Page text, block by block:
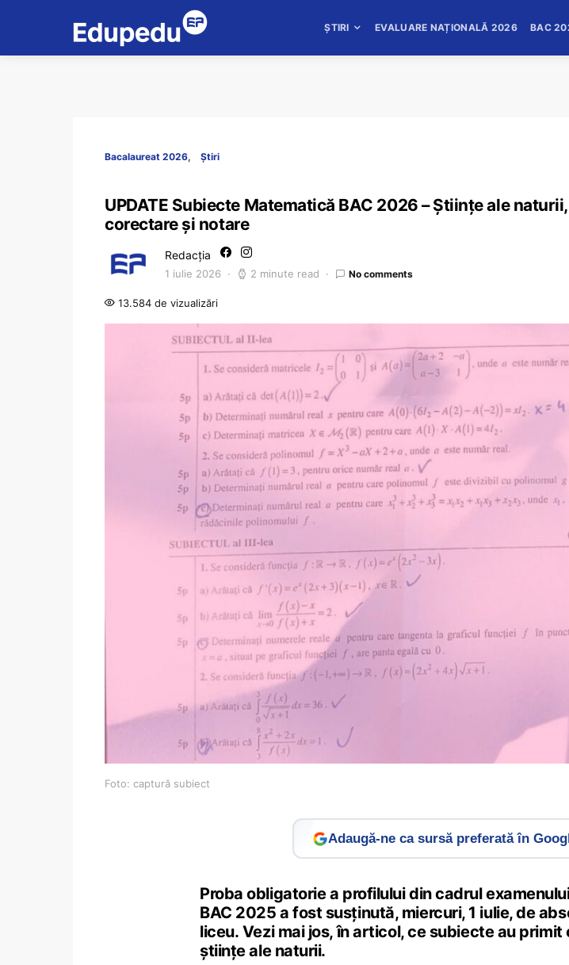
ȘTIRI EVALUARE NAȚIONALĂ 2026 BAC
Bacalaureat 2026 Știri
UPDATE Subiecte Matematică BAC 2026 – Științe ale
corectare și notare
Redacția
1 iulie 2026 2 minute read No comments
13.584 de vizualizări
Foto: captură subiect
Adaugă-ne ca sursă preferată în
Proba obligatorie a profilului din cadrul
BAC 2025 a fost susținută, miercuri, 1 iulie, de
liceu. Vezi mai jos, în articol, ce subiecte au primit
științe ale naturii.